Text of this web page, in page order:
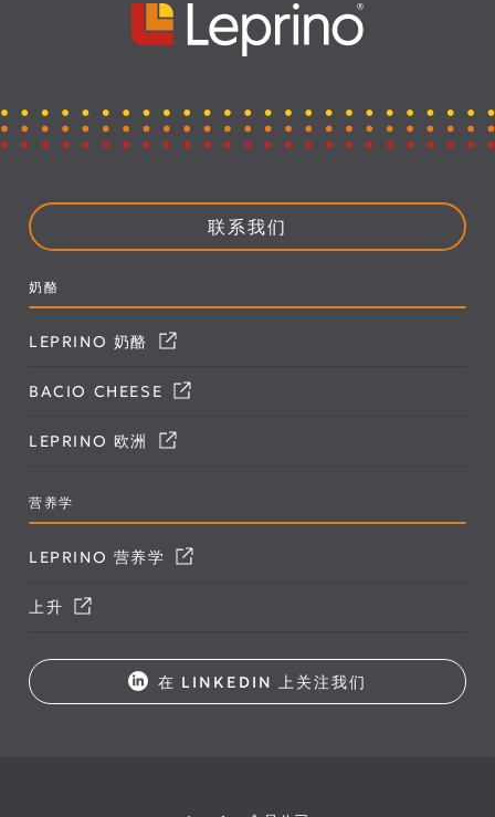
联系我们
奶酪
LEPRINO 奶酪
BACIO CHEESE
LEPRINO 欧洲
营养学
LEPRINO 营养学
上升
在 LINKEDIN 上关注我们